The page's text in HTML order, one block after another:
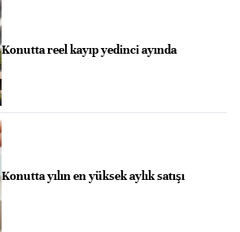
Konutta reel kayıp yedinci ayında
Konutta yılın en yüksek aylık satışı